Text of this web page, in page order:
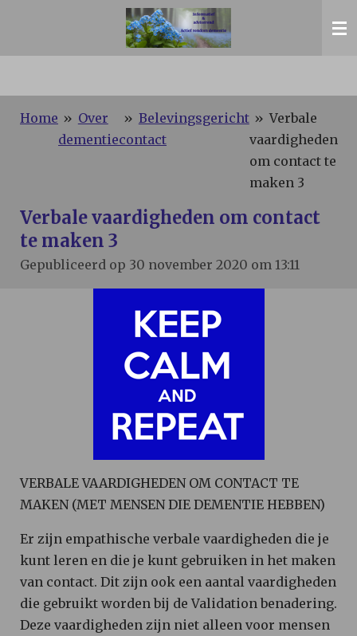
Home » Over
dementie
» Belevingsgericht
contact
» Verbale
vaardigheden
om contact te
maken 3
Verbale vaardigheden om contact
te maken 3
Gepubliceerd op 30 november 2020 om 13:11
VERBALE VAARDIGHEDEN OM CONTACT TE
MAKEN (MET MENSEN DIE DEMENTIE HEBBEN)
Er zijn empathische verbale vaardigheden die je
kunt leren en die je kunt gebruiken in het maken
van contact. Dit zijn ook een aantal vaardigheden
die gebruikt worden bij de Validation benadering.
Deze vaardigheden zijn niet alleen voor mensen